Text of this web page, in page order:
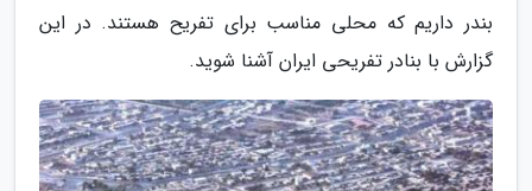
بندر داریم که محلی مناسب برای تفریح هستند. در این
گزارش با بنادر تفریحی ایران آشنا شوید.